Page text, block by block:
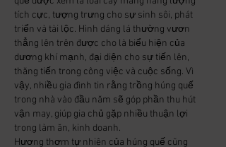
tích cực, tượng trưng cho sự sinh sôi, phát
triển và tài lộc. Hình dáng lá thường vươn
thẳng lên trên được cho là biểu hiện của
dương khí mạnh, đại diện cho sự tiến lên,
thăng tiến trong công việc và cuộc sống. Vì
vậy, nhiều gia đình tin rằng trồng húng quế
trong nhà vào đầu năm sẽ góp phần thu hút
vận may, giúp gia chủ gặp nhiều thuận lợi
trong làm ăn, kinh doanh.
Hương thơm tự nhiên của húng quế cũng